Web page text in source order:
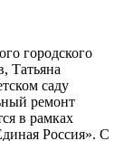
городского
Татьяна
саду
ремонт
в рамках
Россия». С